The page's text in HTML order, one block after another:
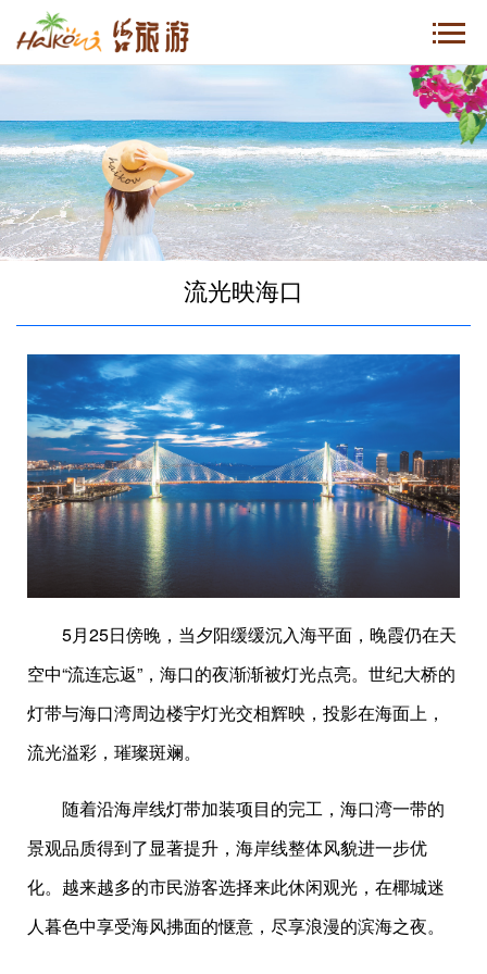
流光映海口
5月25日傍晚，当夕阳缓缓沉入海平面，晚霞仍在天
空中“流连忘返”，海口的夜渐渐被灯光点亮。世纪大桥的
灯带与海口湾周边楼宇灯光交相辉映，投影在海面上，
流光溢彩，璀璨斑斓。
随着沿海岸线灯带加装项目的完工，海口湾一带的
景观品质得到了显著提升，海岸线整体风貌进一步优
化。越来越多的市民游客选择来此休闲观光，在椰城迷
人暮色中享受海风拂面的惬意，尽享浪漫的滨海之夜。